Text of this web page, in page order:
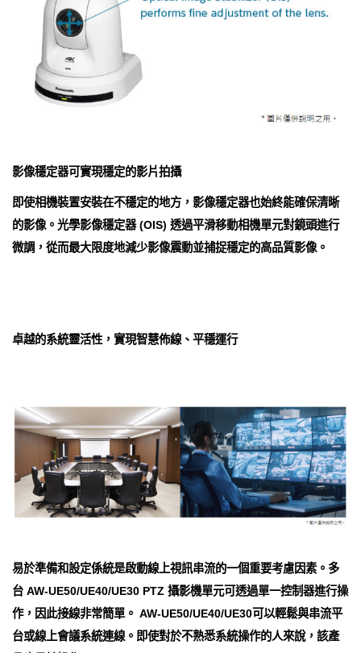
影像穩定器可實現穩定的影片拍攝
即使相機裝置安裝在不穩定的地方，影像穩定器也始終能確保清晰
的影像。光學影像穩定器 (OIS) 透過平滑移動相機單元對鏡頭進行
微調，從而最大限度地減少影像震動並捕捉穩定的高品質影像。
卓越的系統靈活性，實現智慧佈線、平穩運行
易於準備和設定係統是啟動線上視訊串流的一個重要考慮因素。多
台 AW-UE50/UE40/UE30 PTZ 攝影機單元可透過單一控制器進行操
作，因此接線非常簡單。 AW-UE50/UE40/UE30可以輕鬆與串流平
台或線上會議系統連線。即使對於不熟悉系統操作的人來說，該產